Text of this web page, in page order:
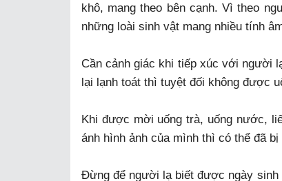
khô, mang theo bên cạnh. Vì theo
những loài sinh vật mang nhiều tính
Cần cảnh giác khi tiếp xúc với người
lại lạnh toát thì tuyệt đối không được
Khi được mời uống trà, uống nước,
ánh hình ảnh của mình thì có thể đã bị
Đừng để người lạ biết được ngày sinh